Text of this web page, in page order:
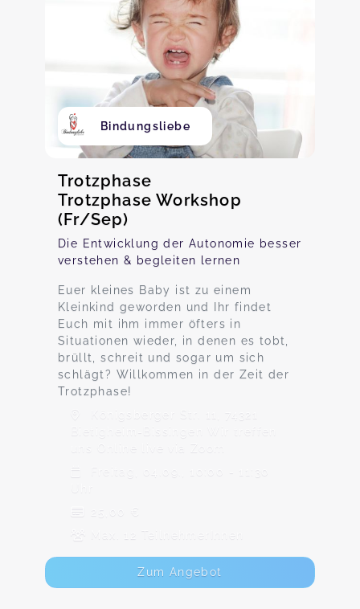
Bindungsliebe
Trotzphase
Trotzphase Workshop
(Fr/Sep)
Die Entwicklung der Autonomie besser
verstehen & begleiten lernen
Euer kleines Baby ist zu einem
Kleinkind geworden und Ihr findet
Euch mit ihm immer öfters in
Situationen wieder, in denen es tobt,
brüllt, schreit und sogar um sich
schlägt? Willkommen in der Zeit der
Trotzphase!
Königsberger Str. 11, 74321
Bietigheim-Bissingen Wir treffen
uns Online live via Zoom
Freitag, 04.09., 10:00 - 11:30
25,00 €
Max. 12 TeilnehmerInnen
Zum Angebot